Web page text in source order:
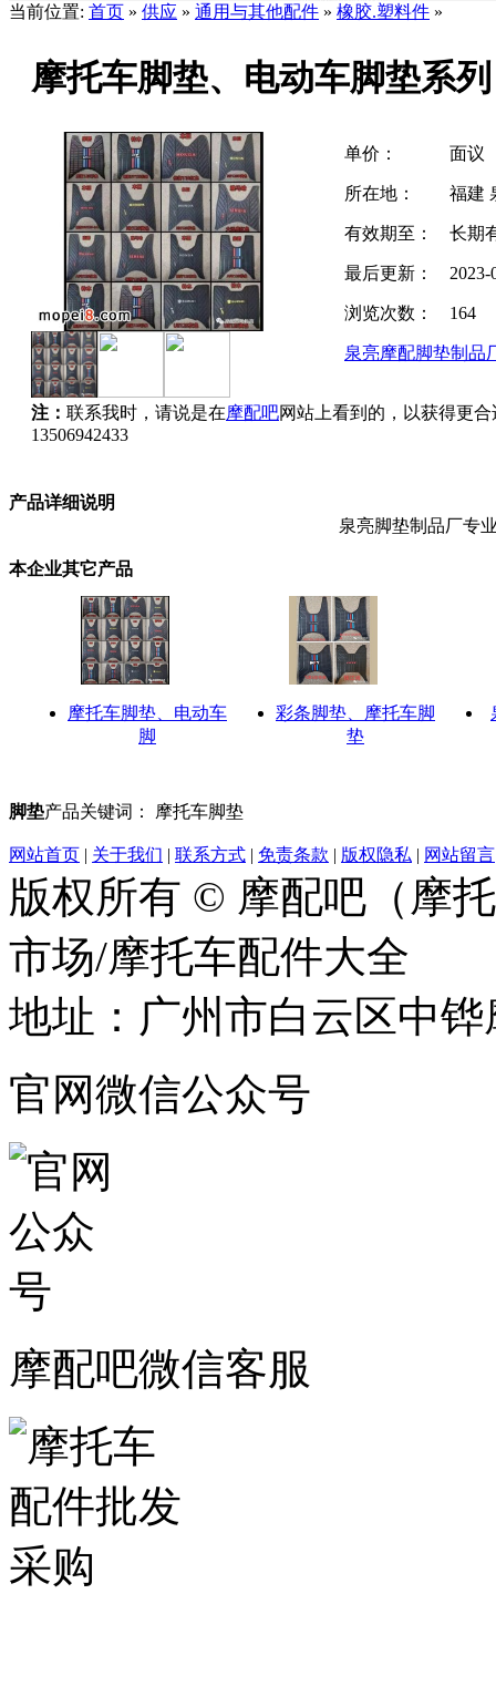
当前位置: 首页 » 供应 » 通用与其他配件 » 橡胶.塑料件 »
摩托车脚垫、电动车脚垫系列
单价： 面议
所在地： 福建
有效期至： 长期
最后更新： 2023-
浏览次数： 164
泉亮摩配脚垫制品
注： 联系我时，请说是在摩配吧网站上看到的，以获得更
13506942433
产品详细说明
泉亮脚垫制品厂专
本企业其它产品
摩托车脚垫、电动车
脚
彩条脚垫、摩托车脚
垫
脚垫产品关键词： 摩托车脚垫
网站首页 | 关于我们 | 联系方式 | 免责条款 | 版权隐私 | 网站留言
版权所有 © 摩配吧（摩
市场/摩托车配件大全
地址：广州市白云区中
官网微信公众号
摩配吧微信客服